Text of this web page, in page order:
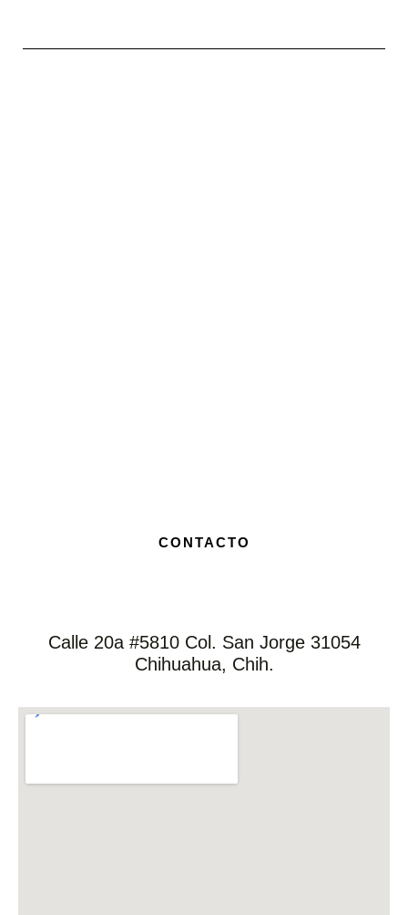
CONTACTO
Calle 20a #5810 Col. San Jorge 31054
Chihuahua, Chih.